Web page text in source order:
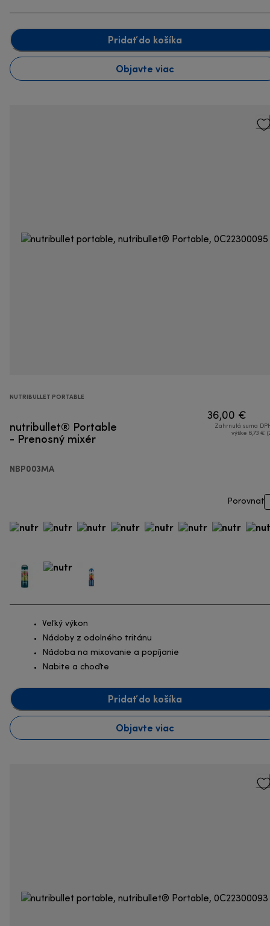
Pridať do košíka
Objavte viac
NUTRIBULLET PORTABLE
nutribullet® Portable
- Prenosný mixér
NBP003MA
36,00 €
Zahrnutá suma
výške 6,73 €
Porovnať
Veľký výkon
Nádoby z odolného tritánu
Nádoba na mixovanie a popíjanie
Nabite a choďte
Pridať do košíka
Objavte viac